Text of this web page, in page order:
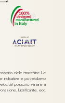
delle macchine. Le
indicative e potrebbero
possono variare a
lubrificante, ecc.